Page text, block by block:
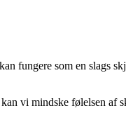
fungere som en slags
vi mindske følelsen af